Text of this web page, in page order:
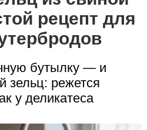
рецепт для
бутылку — и
зельц: режется
у деликатеса